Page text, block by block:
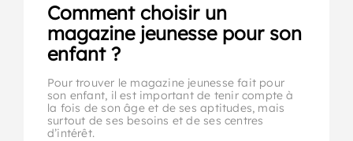
Comment choisir un
magazine jeunesse pour son
enfant ?
Pour trouver le magazine jeunesse fait pour
son enfant, il est important de tenir compte à
la fois de son âge et de ses aptitudes, mais
surtout de ses besoins et de ses centres
d’intérêt.